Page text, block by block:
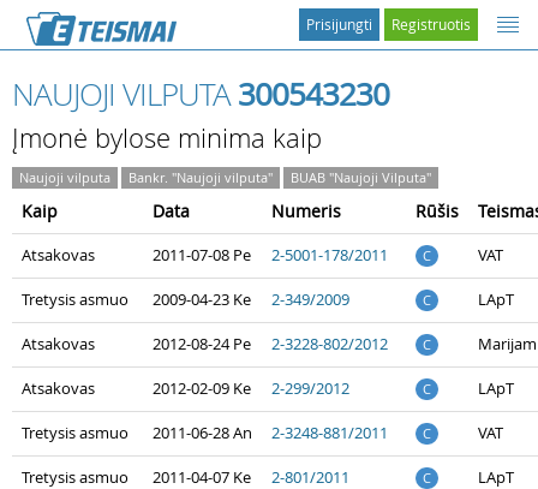
Registruotis
Prisijungti
NAUJOJI VILPUTA300543230
Įmonė bylose minima kaip
Naujoji vilputa Bankr. "Naujoji vilputa" BUAB "Naujoji Vilputa"
Kaip Data Numeris Rūšis
Atsakovas 2011-07-08 Pe 2-5001-178/2011 C VAT
Tretysis asmuo 2009-04-23 Ke 2-349/2009 C LApT
Atsakovas 2012-08-24 Pe 2-3228-802/2012 C
Atsakovas 2012-02-09 Ke 2-299/2012 C LApT
Tretysis asmuo 2011-06-28 An 2-3248-881/2011 C VAT
Tretysis asmuo 2011-04-07 Ke 2-801/2011 C LApT